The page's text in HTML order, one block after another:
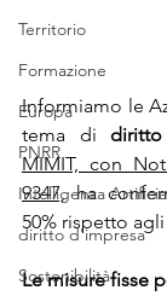
Territorio
Formazione
Europa
PNRR
Intelligenza
diritto d'impresa
Sostenibilità
Informiamo le
tema di diritto
MIMIT, con
9347, ha
50% rispetto
Le misure fisse